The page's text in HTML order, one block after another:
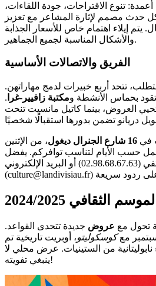
تنوع الاقتراحات، جودة اللقاءات،
كل حدث مصمم لإثارة المشاعر مع تعزيز
يتم إيلاء اهتمام خاص للأسعار الجذابة
والأشكال المناسبة لجميع الجماهير.
الفريق والاتصالات الأساسية
تتحد أربع خبيرات لدمج مهاراتهن.
بحماس الأنشطة ومكتبة زافيير-غرا .
العروض، بينما كاتيل مانسيت تنحت
في 16 شارع الجنرال ديغول
، من الإثنين
حسب الأيام لتناسب توافركم. يفضل
الاتصال الهاتفي (02.98.68.67.63) أو البريد الإلكتروني
الثقافي 2024/2025
تحول مع عروض جديدة تتحدى القواعد.
كوسكوليتو، أوبريت تاريخية تم
نابوليتانية من الستينيات. عرض محلي لا
ينبغي تفويته!